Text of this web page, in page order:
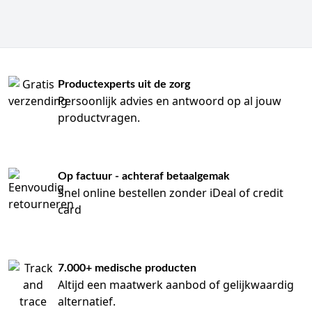
Productexperts uit de zorg
Persoonlijk advies en antwoord op al jouw
productvragen.
Op factuur - achteraf betaalgemak
Snel online bestellen zonder iDeal of credit
card
7.000+ medische producten
Altijd een maatwerk aanbod of gelijkwaardig
alternatief.